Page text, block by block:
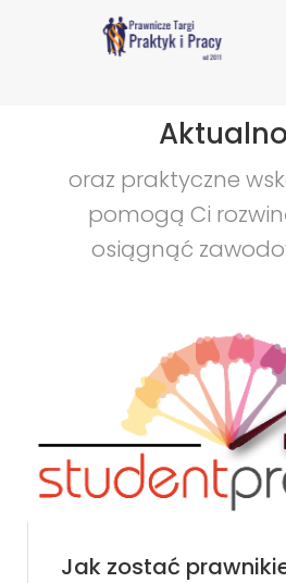
oraz praktyczne
pomogą Ci
osiągnąć
Jak zostać